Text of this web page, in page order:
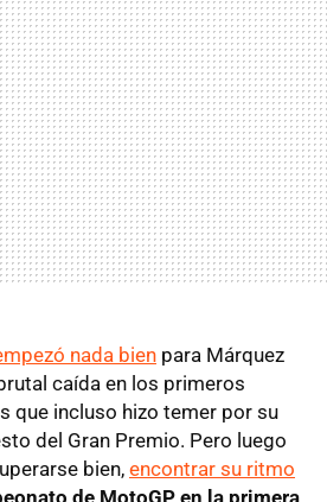
nada bien para Márquez
caída en los primeros
que incluso hizo temer por su
del Gran Premio. Pero luego
bien, encontrar su ritmo
de MotoGP en la primera